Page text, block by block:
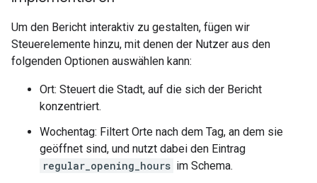
Um den Bericht interaktiv zu gestalten, fügen wir
Steuerelemente hinzu, mit denen der Nutzer aus den
folgenden Optionen auswählen kann:
Ort: Steuert die Stadt, auf die sich der Bericht
konzentriert.
Wochentag: Filtert Orte nach dem Tag, an dem sie
geöffnet sind, und nutzt dabei den Eintrag
regular_opening_hours im Schema.